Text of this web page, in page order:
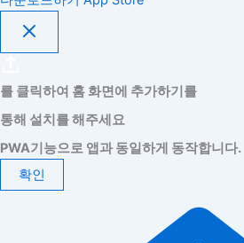
를 클릭하여 홈 화면에 추가하기를
통해 설치를 해주세요
PWA기능으로 앱과 동일하게 동작합니다.
확인